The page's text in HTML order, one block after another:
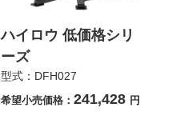
ハイロウ 低価格シリ
ーズ
型式：DFH027
希望小売価格： 241,428 円